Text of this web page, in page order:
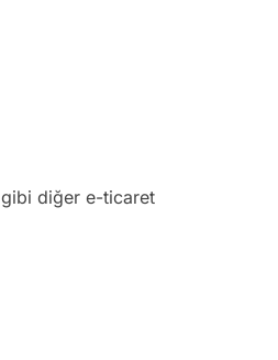
gibi diğer e-ticaret